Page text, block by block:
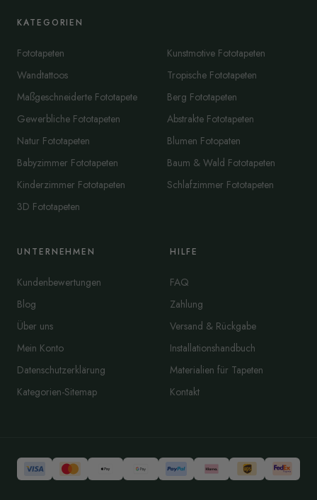
KATEGORIEN
Fototapeten
Wandtattoos
Maßgeschneiderte Fototapete
Gewerbliche Fototapeten
Natur Fototapeten
Babyzimmer Fototapeten
Kinderzimmer Fototapeten
3D Fototapeten
Kunstmotive Fototapeten
Tropische Fototapeten
Berg Fototapeten
Abstrakte Fototapeten
Blumen Fotopaten
Baum & Wald Fototapeten
Schlafzimmer Fototapeten
UNTERNEHMEN
Kundenbewertungen
Blog
Über uns
Mein Konto
Datenschutzerklärung
Kategorien-Sitemap
HILFE
FAQ
Zahlung
Versand & Rückgabe
Installationshandbuch
Materialien für Tapeten
Kontakt